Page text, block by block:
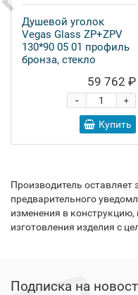
Душевой уголок
Vegas Glass ZP+ZPV
130*90 05 01 профиль
бронза, стекло
59 762 ₽
+
-
Купить
Производитель оставляет
предварительного
изменения в
изготовления изделия с
Подписка на